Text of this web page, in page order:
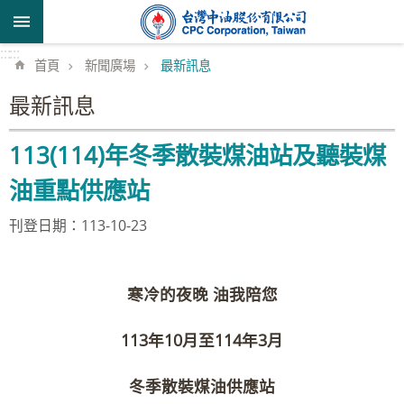
跳到主要內容區塊
::::::
首頁 新聞廣場 最新訊息
最新訊息
113(114)年冬季散裝煤油站及聽裝煤
油重點供應站
刊登日期：113-10-23
寒冷的夜晚 油我陪您
113年10月至114年3月
冬季散裝煤油供應站